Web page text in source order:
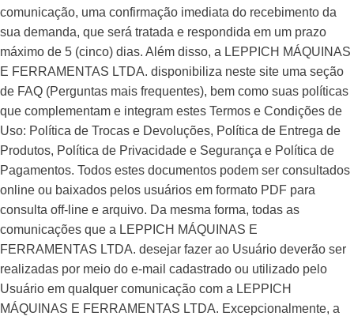
comunicação, uma confirmação imediata do recebimento da
sua demanda, que será tratada e respondida em um prazo
máximo de 5 (cinco) dias. Além disso, a LEPPICH MÁQUINAS
E FERRAMENTAS LTDA. disponibiliza neste site uma seção
de FAQ (Perguntas mais frequentes), bem como suas políticas
que complementam e integram estes Termos e Condições de
Uso: Política de Trocas e Devoluções, Política de Entrega de
Produtos, Política de Privacidade e Segurança e Política de
Pagamentos. Todos estes documentos podem ser consultados
online ou baixados pelos usuários em formato PDF para
consulta off-line e arquivo. Da mesma forma, todas as
comunicações que a LEPPICH MÁQUINAS E
FERRAMENTAS LTDA. desejar fazer ao Usuário deverão ser
realizadas por meio do e-mail cadastrado ou utilizado pelo
Usuário em qualquer comunicação com a LEPPICH
MÁQUINAS E FERRAMENTAS LTDA. Excepcionalmente, a